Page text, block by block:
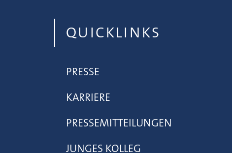
QUICKLINKS
PRESSE
KARRIERE
PRESSEMITTEILUNGEN
JUNGES KOLLEG